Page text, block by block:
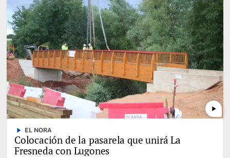
play_arrow
play_arrow EL NORA
Colocación de la pasarela que unirá La
Fresneda con Lugones